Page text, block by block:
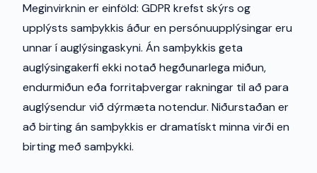
Meginvirknin er einföld: GDPR krefst skýrs og
upplýsts samþykkis áður en persónuupplýsingar eru
unnar í auglýsingaskyni. Án samþykkis geta
auglýsingakerfi ekki notað hegðunarlega miðun,
endurmiðun eða forritaþvergar rakningar til að para
auglýsendur við dýrmæta notendur. Niðurstaðan er
að birting án samþykkis er dramatískt minna virði en
birting með samþykki.